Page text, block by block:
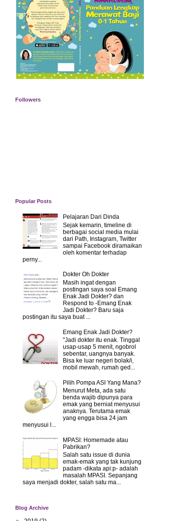
Followers
Popular Posts
Pelajaran Dari Dinda
Sejak kemarin, timeline di
berbagai social media mulai
dari Path, Instagram, Twitter
sampai Facebook diramaikan
oleh komentar terhadap
perny...
Dokter Oh Dokter
Masih ingat dengan
postingan saya soal Emang
Enak Jadi Dokter? dan
Respond to -Emang Enak
Jadi Dokter? Baru saja
postingan itu saya buat ...
Emang Enak Jadi Dokter?
"Jadi dokter itu enak. Tinggal
usap-usap 5 menit, ngobrol
sebentar, uangnya banyak.
Bisa ke luar negeri bolak/i,
mobil mewah, rumah ged...
Pilih Pompa ASI Yang Mana?
Menurut Meta, ada satu
benda wajib dipunya para
emak yang berniat menyusui
anaknya. Terutama emak
yang engga bisa 24 jam
menyusui l...
MPASI: Homemade atau
Pabrikan?
Salah satu issue di dunia
emak-emak yang tak kunjung
padam -dikata api:p- adalah
masalah MPASI. Sepanjang
saya menjadi dokter, salah satu ma...
Blog Archive